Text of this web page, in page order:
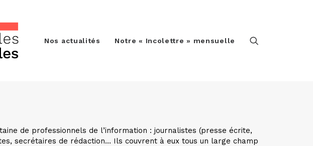
Nos actualités Notre « Incolettre » mensuelle
de professionnels de l’information : journalistes (presse écrite,
secrétaires de rédaction… Ils couvrent à eux tous un large champ